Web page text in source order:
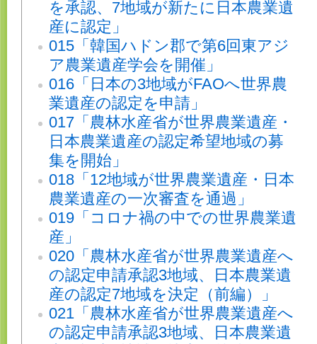
を承認、7地域が新たに日本農業遺
産に認定」
015「韓国ハドン郡で第6回東アジ
ア農業遺産学会を開催」
016「日本の3地域がFAOへ世界農
業遺産の認定を申請」
017「農林水産省が世界農業遺産・
日本農業遺産の認定希望地域の募
集を開始」
018「12地域が世界農業遺産・日本
農業遺産の一次審査を通過」
019「コロナ禍の中での世界農業遺
産」
020「農林水産省が世界農業遺産へ
の認定申請承認3地域、日本農業遺
産の認定7地域を決定（前編）」
021「農林水産省が世界農業遺産へ
の認定申請承認3地域、日本農業遺